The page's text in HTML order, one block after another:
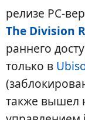
релизе PC-
The Division
раннего
только в
также вышел